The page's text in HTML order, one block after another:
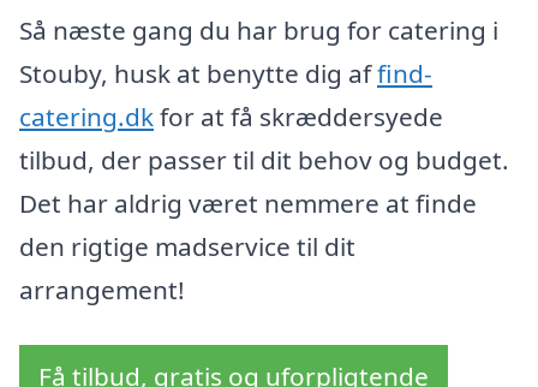
Så næste gang du har brug for catering i
Stouby, husk at benytte dig affind-
catering.dkfor at få skræddersyede
tilbud, der passer til dit behov og budget.
Det har aldrig været nemmere at finde
den rigtige madservice til dit
arrangement!
Få tilbud, gratis og uforpligtende